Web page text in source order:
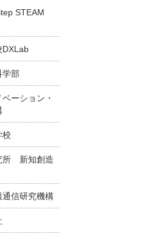
STEAM
DXLab
学部
ーション・
校
所 新知創造
通信研究機構